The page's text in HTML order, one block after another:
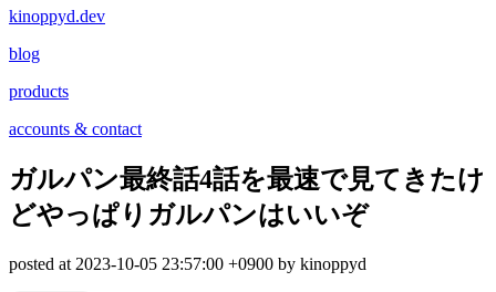
kinoppyd.dev
blog
products
accounts & contact
ガルパン最終話4話を最速で見てきたけ
どやっぱりガルパンはいいぞ
posted at 2023-10-05 23:57:00 +0900 by kinoppyd